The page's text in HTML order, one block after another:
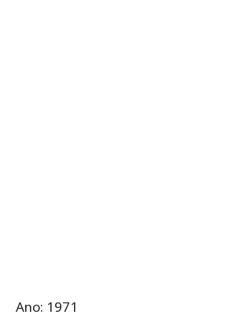
Ano: 1971